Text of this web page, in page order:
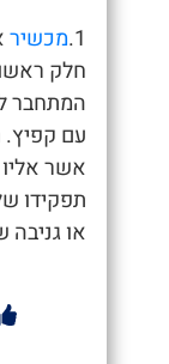
1. מכשיר
חלק
המתחבר
עם קפיץ.
אשר
תפקידו
או